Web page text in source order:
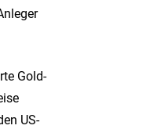
Gold-
US-